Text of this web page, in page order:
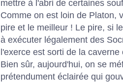
mettre à l'abri de certaines
Comme on est loin de Platon,
pire et le meilleur ! Le pire, si
à exécuter légalement des
l'exerce est sorti de la
Bien sûr, aujourd'hui, on se
prétendument éclairée qui